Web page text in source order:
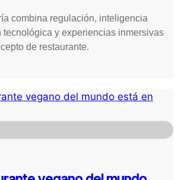
combina regulación, inteligencia
tecnológica y experiencias inmersivas
de restaurante.